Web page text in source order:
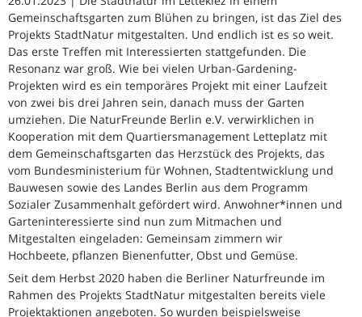
Gemeinschaftsgarten zum Blühen zu bringen, ist das Ziel des
Projekts StadtNatur mitgestalten. Und endlich ist es so weit.
Das erste Treffen mit Interessierten stattgefunden. Die
Resonanz war groß. Wie bei vielen Urban-Gardening-
Projekten wird es ein temporäres Projekt mit einer Laufzeit
von zwei bis drei Jahren sein, danach muss der Garten
umziehen. Die NaturFreunde Berlin e.V. verwirklichen in
Kooperation mit dem Quartiersmanagement Letteplatz mit
dem Gemeinschaftsgarten das Herzstück des Projekts, das
vom Bundesministerium für Wohnen, Stadtentwicklung und
Bauwesen sowie des Landes Berlin aus dem Programm
Sozialer Zusammenhalt gefördert wird. Anwohner*innen und
Garteninteressierte sind nun zum Mitmachen und
Mitgestalten eingeladen: Gemeinsam zimmern wir
Hochbeete, pflanzen Bienenfutter, Obst und Gemüse.
Seit dem Herbst 2020 haben die Berliner Naturfreunde im
Rahmen des Projekts StadtNatur mitgestalten bereits viele
Projektaktionen angeboten. So wurden beispielsweise